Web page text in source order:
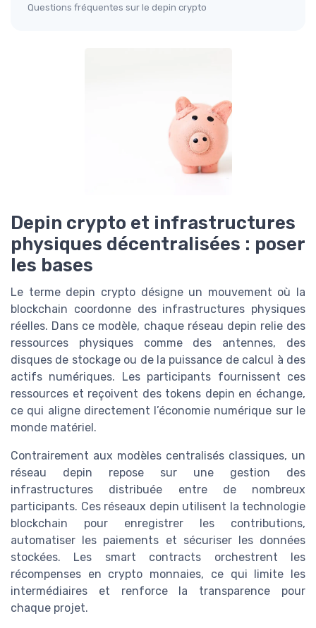
Questions fréquentes sur le depin crypto
Depin crypto et infrastructures
physiques décentralisées : poser
les bases
Le terme depin crypto désigne un mouvement où la
blockchain coordonne des infrastructures physiques
réelles. Dans ce modèle, chaque réseau depin relie des
ressources physiques comme des antennes, des
disques de stockage ou de la puissance de calcul à des
actifs numériques. Les participants fournissent ces
ressources et reçoivent des tokens depin en échange,
ce qui aligne directement l’économie numérique sur le
monde matériel.
Contrairement aux modèles centralisés classiques, un
réseau depin repose sur une gestion des
infrastructures distribuée entre de nombreux
participants. Ces réseaux depin utilisent la technologie
blockchain pour enregistrer les contributions,
automatiser les paiements et sécuriser les données
stockées. Les smart contracts orchestrent les
récompenses en crypto monnaies, ce qui limite les
intermédiaires et renforce la transparence pour
chaque projet.